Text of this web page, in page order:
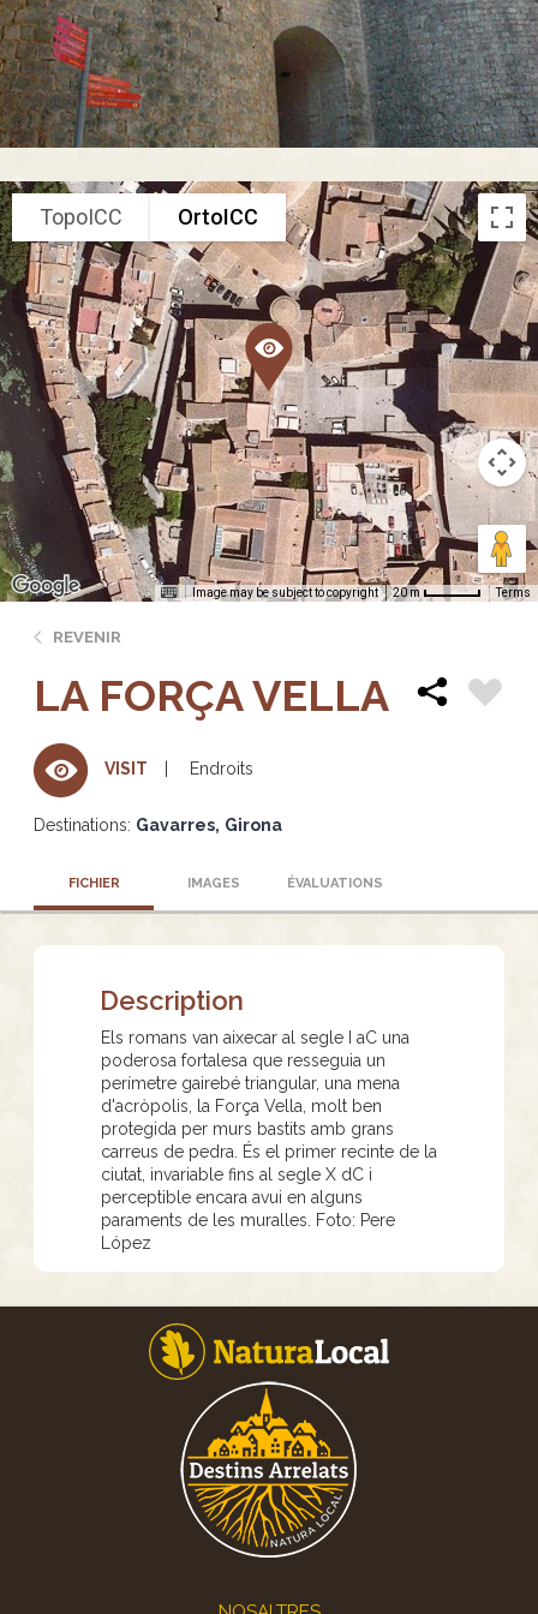
TopoICC OrtoICC
Image may be subject to copyright 20 m Terms
REVENIR
LA FORÇA VELLA
VISIT Endroits
Destinations: Gavarres Girona
FICHIER IMAGES ÉVALUATIONS
Description
Els romans van aixecar al segle I aC una
poderosa fortalesa que resseguia un
perímetre gairebé triangular, una mena
d'acròpolis, la Força Vella, molt ben
protegida per murs bastits amb grans
carreus de pedra. És el primer recinte de la
ciutat, invariable fins al segle X dC i
perceptible encara avui en alguns
paraments de les muralles. Foto: Pere
López